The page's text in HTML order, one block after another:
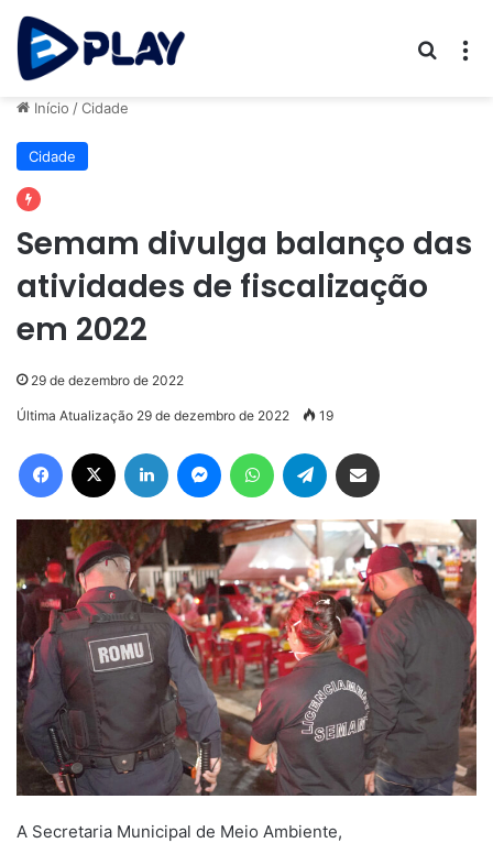
Início /Cidade
Cidade
Semam divulga balanço das
atividades de fiscalização
em 2022
29 de dezembro de 2022
Última Atualização 29 de dezembro de 2022 19
Facebook Linkedin MessengerWhatsAppTelegram
A Secretaria Municipal de Meio Ambiente,